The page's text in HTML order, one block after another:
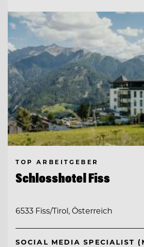
TOP ARBEITGEBER
Schlosshotel Fiss
6533 Fiss/Tirol, Österreich
SOCIAL MEDIA SPECIALIST